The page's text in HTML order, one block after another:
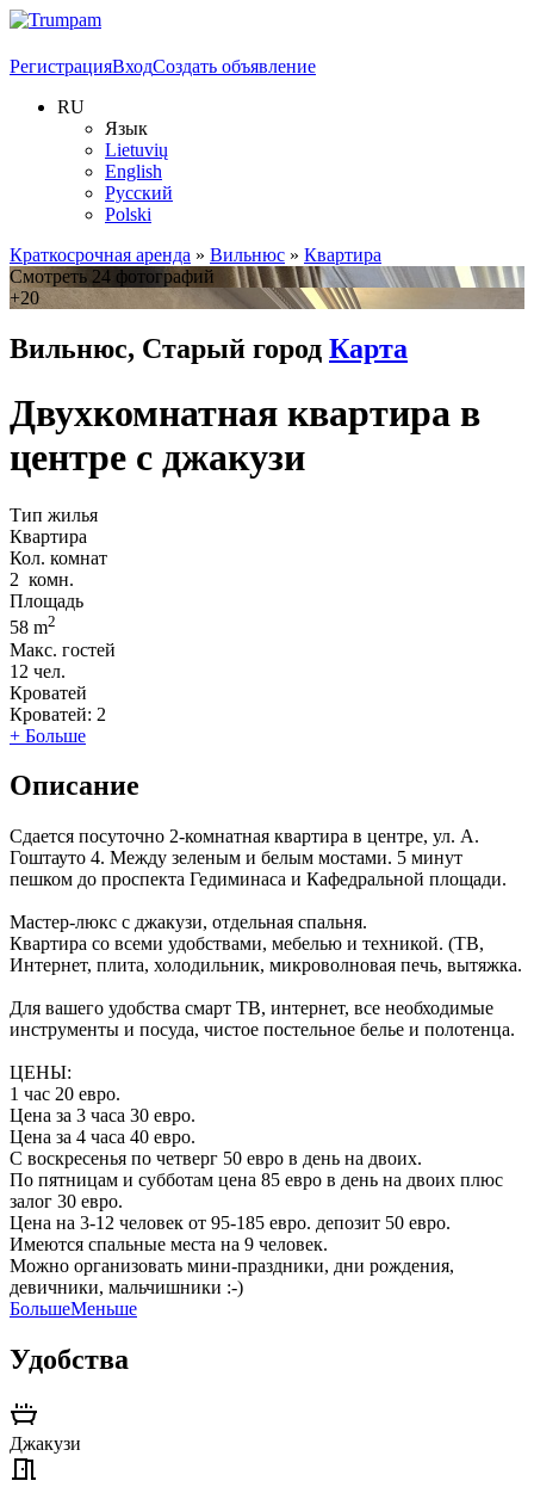
РегистрацияВходСоздать объявление
RU
Язык
Lietuvių
English
Русский
Polski
Краткосрочная аренда » Вильнюс » Квартира
Смотреть 24 фотографий
+20
Вильнюс, Старый город Карта
Двухкомнатная квартира в
центре с джакузи
Тип жилья
Квартира
Кол. комнат
2 комн.
Площадь
58 m2
Макс. гостей
12 чел.
Кроватей
Кроватей: 2
+ Больше
Описание
Сдается посуточно 2-комнатная квартира в центре, ул. А.
Гоштауто 4. Между зеленым и белым мостами. 5 минут
пешком до проспекта Гедиминаса и Кафедральной площади.
Мастер-люкс с джакузи, отдельная спальня.
Квартира со всеми удобствами, мебелью и техникой. (ТВ,
Интернет, плита, холодильник, микроволновая печь, вытяжка.
Для вашего удобства смарт ТВ, интернет, все необходимые
инструменты и посуда, чистое постельное белье и полотенца.
ЦЕНЫ:
1 час 20 евро.
Цена за 3 часа 30 евро.
Цена за 4 часа 40 евро.
С воскресенья по четверг 50 евро в день на двоих.
По пятницам и субботам цена 85 евро в день на двоих плюс
залог 30 евро.
Цена на 3-12 человек от 95-185 евро. депозит 50 евро.
Имеются спальные места на 9 человек.
Можно организовать мини-праздники, дни рождения,
девичники, мальчишники :-)
БольшеМеньше
Удобства
Джакузи